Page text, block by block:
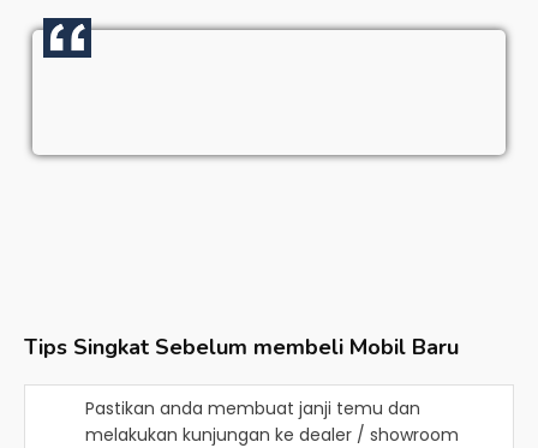
Tips Singkat Sebelum membeli Mobil Baru
Pastikan anda membuat janji temu dan
melakukan kunjungan ke dealer / showroom